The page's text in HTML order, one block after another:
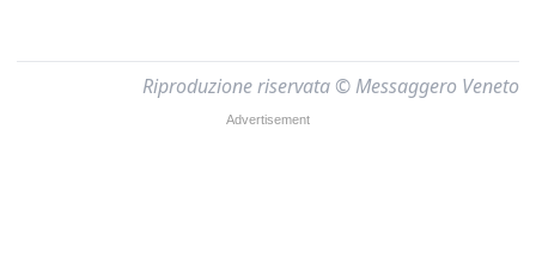
Riproduzione riservata © Messaggero Veneto